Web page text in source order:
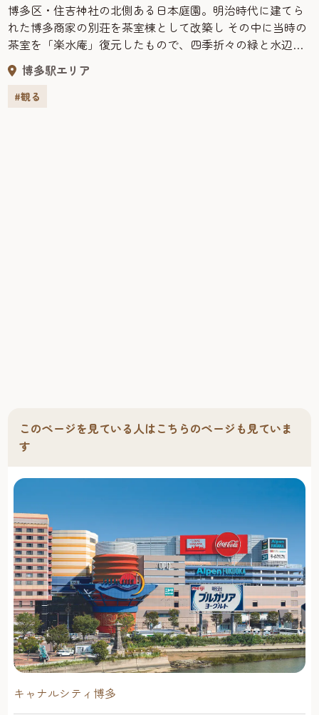
博多区・住吉神社の北側ある日本庭園。明治時代に建てら
れた博多商家の別荘を茶室棟として改築し その中に当時の
茶室を「楽水庵」復元したもので、四季折々の緑と水辺の
うるおいに満ちた甘美な香り漂う美しい日本庭園だ。当時
の博多豪商の優雅さを垣間見ることができる。静閑とした
佇まいのなか、優雅なひとときを過ごすことができる。
博多駅エリア
#観る
このページを見ている人はこちらのページも見ていま
す
キャナルシティ博多